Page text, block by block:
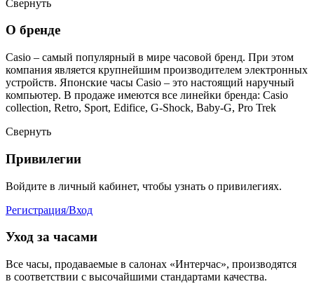
Свернуть
О бренде
Casio – самый популярный в мире часовой бренд. При этом
компания является крупнейшим производителем электронных
устройств. Японские часы Casio – это настоящий наручный
компьютер. В продаже имеются все линейки бренда: Casio
collection, Retro, Sport, Edifice, G-Shock, Baby-G, Pro Trek
Свернуть
Привилегии
Войдите в личный кабинет, чтобы узнать о привилегиях.
Регистрация/Вход
Уход за часами
Все часы, продаваемые в салонах «Интерчас», производятся
в соответствии с высочайшими стандартами качества.